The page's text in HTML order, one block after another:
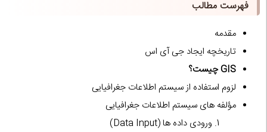
فهرست مطالب
مقدمه
تاریخچه ایجاد جی آی اس
GIS چیست؟
لزوم استفاده از سیستم اطلاعات جغرافیایی
مؤلفه های سیستم اطلاعات جغرافیایی
ورودی داده ها (Data Input)